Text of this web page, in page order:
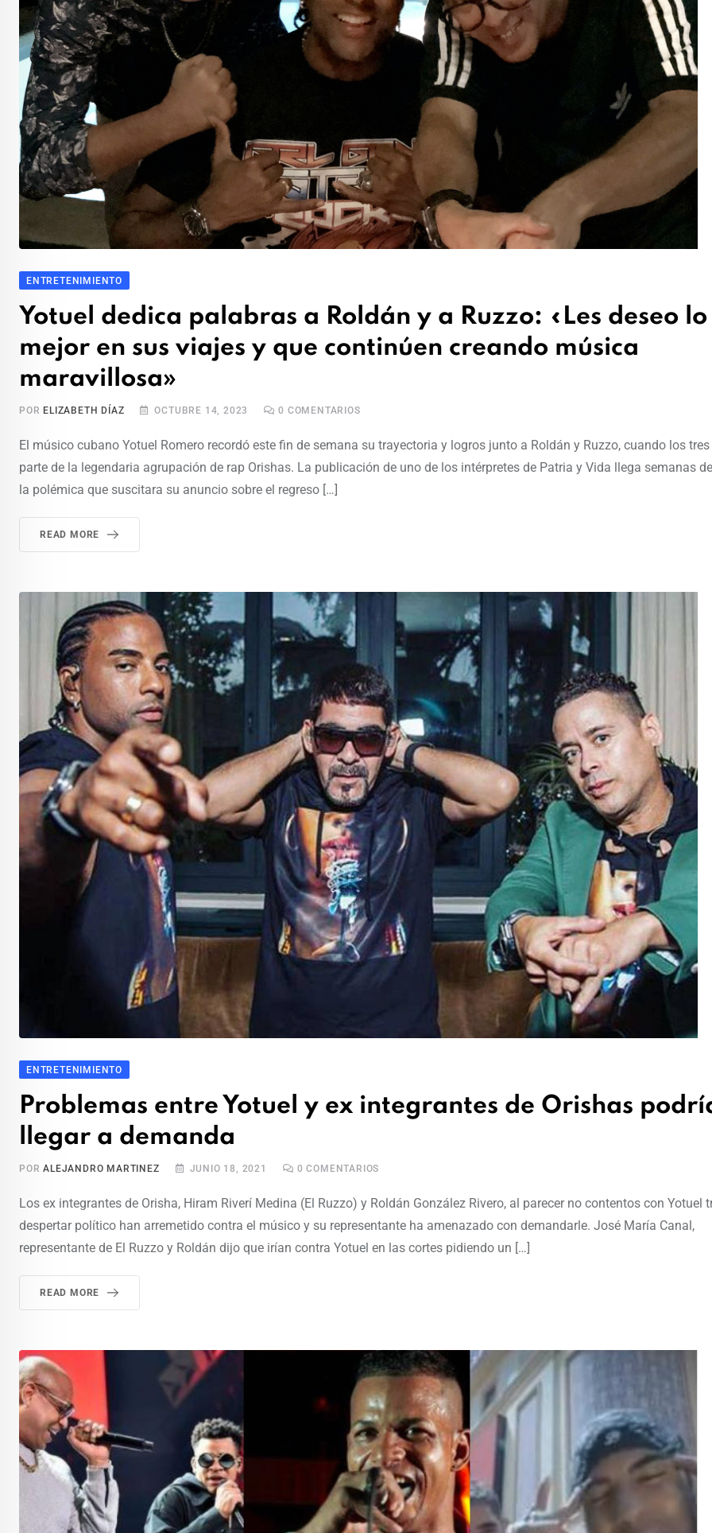
ENTRETENIMIENTO
Yotuel dedica palabras a Roldán y a Ruzzo: «Les deseo lo
mejor en sus viajes y que continúen creando música
maravillosa»
POR ELIZABETH DÍAZ OCTUBRE 14, 2023 0 COMENTARIOS
El músico cubano Yotuel Romero recordó este fin de semana su trayectoria y logros junto a Roldán y Ruzzo, cuando los
parte de la legendaria agrupación de rap Orishas. La publicación de uno de los intérpretes de Patria y Vida llega semanas
la polémica que suscitara su anuncio sobre el regreso […]
READ MORE
ENTRETENIMIENTO
Problemas entre Yotuel y ex integrantes de Orishas
llegar a demanda
PORALEJANDRO MARTINEZ JUNIO 18, 2021 0 COMENTARIOS
Los ex integrantes de Orisha, Hiram Riverí Medina (El Ruzzo) y Roldán González Rivero, al parecer no contentos con Yotuel
despertar político han arremetido contra el músico y su representante ha amenazado con demandarle. José María Canal,
representante de El Ruzzo y Roldán dijo que irían contra Yotuel en las cortes pidiendo un […]
READ MORE